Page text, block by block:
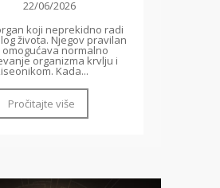
22/06/2026
koji neprekidno radi
života. Njegov pravilan
omogućava normalno
organizma krvlju i
Kada...
Pročitajte više